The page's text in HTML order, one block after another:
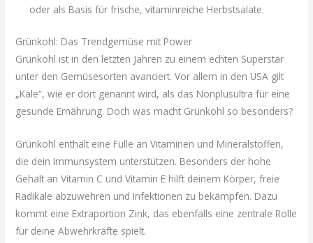
oder als Basis für frische, vitaminreiche Herbstsalate.
Grünkohl: Das Trendgemüse mit Power
Grünkohl ist in den letzten Jahren zu einem echten Superstar
unter den Gemüsesorten avanciert. Vor allem in den USA gilt
„Kale“, wie er dort genannt wird, als das Nonplusultra für eine
gesunde Ernährung. Doch was macht Grünkohl so besonders?
Grünkohl enthält eine Fülle an Vitaminen und Mineralstoffen,
die dein Immunsystem unterstützen. Besonders der hohe
Gehalt an Vitamin C und Vitamin E hilft deinem Körper, freie
Radikale abzuwehren und Infektionen zu bekämpfen. Dazu
kommt eine Extraportion Zink, das ebenfalls eine zentrale Rolle
für deine Abwehrkräfte spielt.